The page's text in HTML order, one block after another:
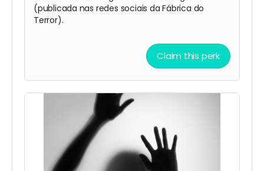
(publicada nas redes sociais da Fábrica do
Terror).
Claim this perk